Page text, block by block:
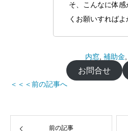
そ、こんなに体
くお願いすればよ
内窓 補助金
お問合せ
＜＜＜前の記事へ
前の記事